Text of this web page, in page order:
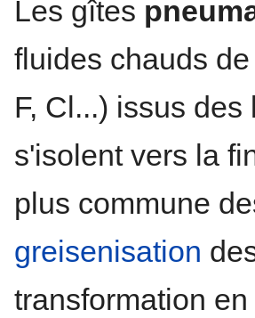
Les gîtes
fluides chauds
F, Cl...) issus
s'isolent vers la
plus commune
greisenisation
transformation